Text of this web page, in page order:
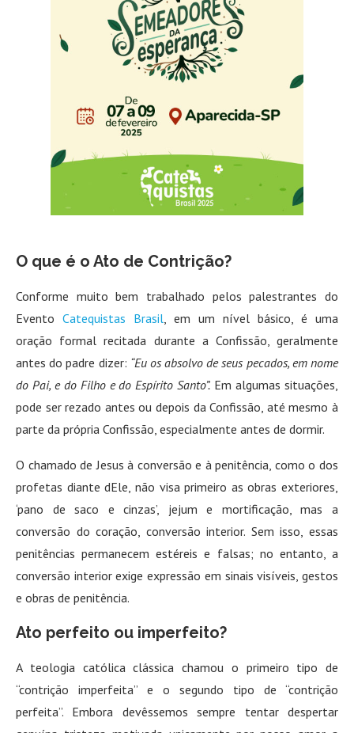
O que é o Ato de Contrição?
Conforme muito bem trabalhado pelos palestrantes do
Evento Catequistas Brasil, em um nível básico, é uma
oração formal recitada durante a Confissão, geralmente
antes do padre dizer: “Eu os absolvo de seus pecados, em nome
do Pai, e do Filho e do Espírito Santo”. Em algumas situações,
pode ser rezado antes ou depois da Confissão, até mesmo à
parte da própria Confissão, especialmente antes de dormir.
O chamado de Jesus à conversão e à penitência, como o dos
profetas diante dEle, não visa primeiro as obras exteriores,
‘pano de saco e cinzas’, jejum e mortificação, mas a
conversão do coração, conversão interior. Sem isso, essas
penitências permanecem estéreis e falsas; no entanto, a
conversão interior exige expressão em sinais visíveis, gestos
e obras de penitência.
Ato perfeito ou imperfeito?
A teologia católica clássica chamou o primeiro tipo de
“contrição imperfeita” e o segundo tipo de “contrição
perfeita”. Embora devêssemos sempre tentar despertar